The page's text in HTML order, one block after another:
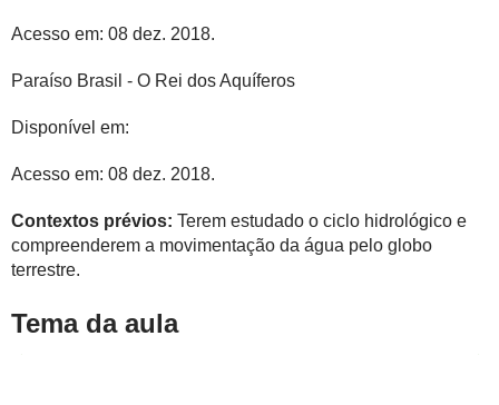
Acesso em: 08 dez. 2018.
Paraíso Brasil - O Rei dos Aquíferos
Disponível em:
Acesso em: 08 dez. 2018.
Contextos prévios: Terem estudado o ciclo hidrológico e
compreenderem a movimentação da água pelo globo
terrestre.
Tema da aula